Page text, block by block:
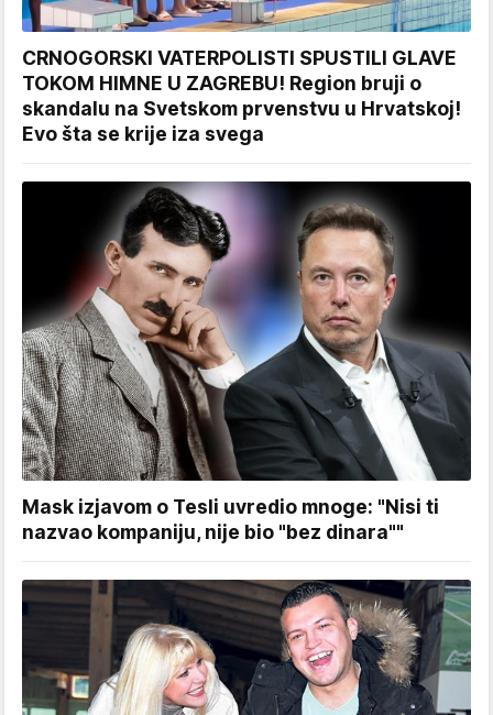
CRNOGORSKI VATERPOLISTI SPUSTILI GLAVE
TOKOM HIMNE U ZAGREBU! Region bruji o
skandalu na Svetskom prvenstvu u Hrvatskoj!
Evo šta se krije iza svega
Mask izjavom o Tesli uvredio mnoge: "Nisi ti
nazvao kompaniju, nije bio "bez dinara""